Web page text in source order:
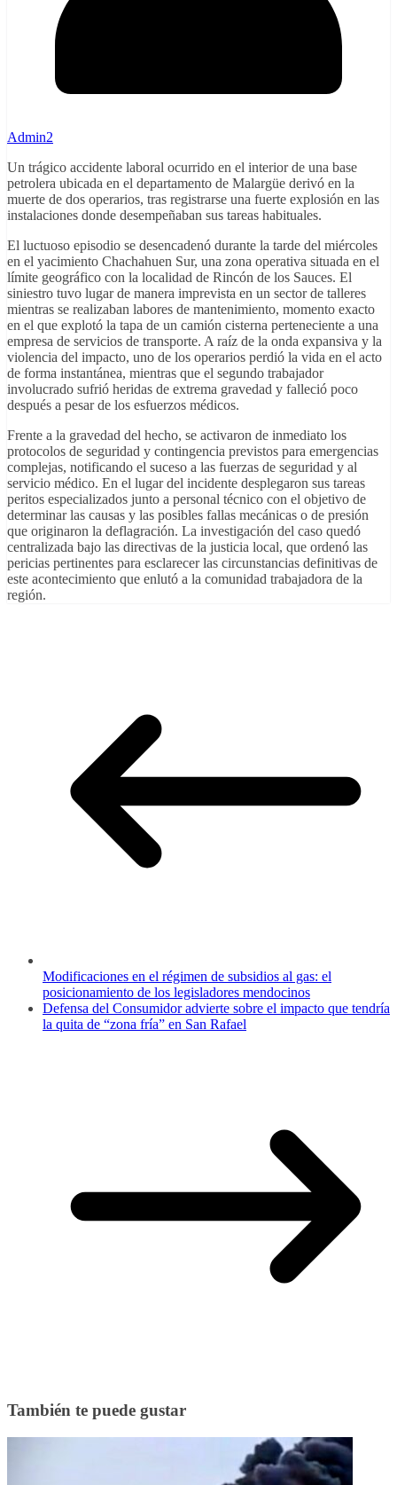
Admin2
Un trágico accidente laboral ocurrido en el interior de una base
petrolera ubicada en el departamento de Malargüe derivó en la
muerte de dos operarios, tras registrarse una fuerte explosión en las
instalaciones donde desempeñaban sus tareas habituales.
El luctuoso episodio se desencadenó durante la tarde del miércoles
en el yacimiento Chachahuen Sur, una zona operativa situada en el
límite geográfico con la localidad de Rincón de los Sauces. El
siniestro tuvo lugar de manera imprevista en un sector de talleres
mientras se realizaban labores de mantenimiento, momento exacto
en el que explotó la tapa de un camión cisterna perteneciente a una
empresa de servicios de transporte. A raíz de la onda expansiva y la
violencia del impacto, uno de los operarios perdió la vida en el acto
de forma instantánea, mientras que el segundo trabajador
involucrado sufrió heridas de extrema gravedad y falleció poco
después a pesar de los esfuerzos médicos.
Frente a la gravedad del hecho, se activaron de inmediato los
protocolos de seguridad y contingencia previstos para emergencias
complejas, notificando el suceso a las fuerzas de seguridad y al
servicio médico. En el lugar del incidente desplegaron sus tareas
peritos especializados junto a personal técnico con el objetivo de
determinar las causas y las posibles fallas mecánicas o de presión
que originaron la deflagración. La investigación del caso quedó
centralizada bajo las directivas de la justicia local, que ordenó las
pericias pertinentes para esclarecer las circunstancias definitivas de
este acontecimiento que enlutó a la comunidad trabajadora de la
región.
Modificaciones en el régimen de subsidios al gas: el
posicionamiento de los legisladores mendocinos
Defensa del Consumidor advierte sobre el impacto que tendría
la quita de “zona fría” en San Rafael
También te puede gustar